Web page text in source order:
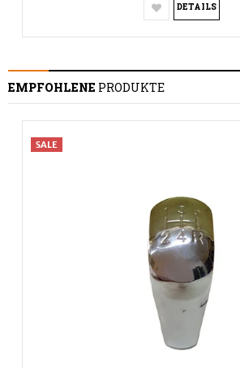
DETAILS
EMPFOHLENE PRODUKTE
SALE